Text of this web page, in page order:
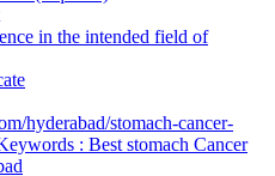
in the intended field of
hyderabad/stomach-cancer-
: Best stomach Cancer